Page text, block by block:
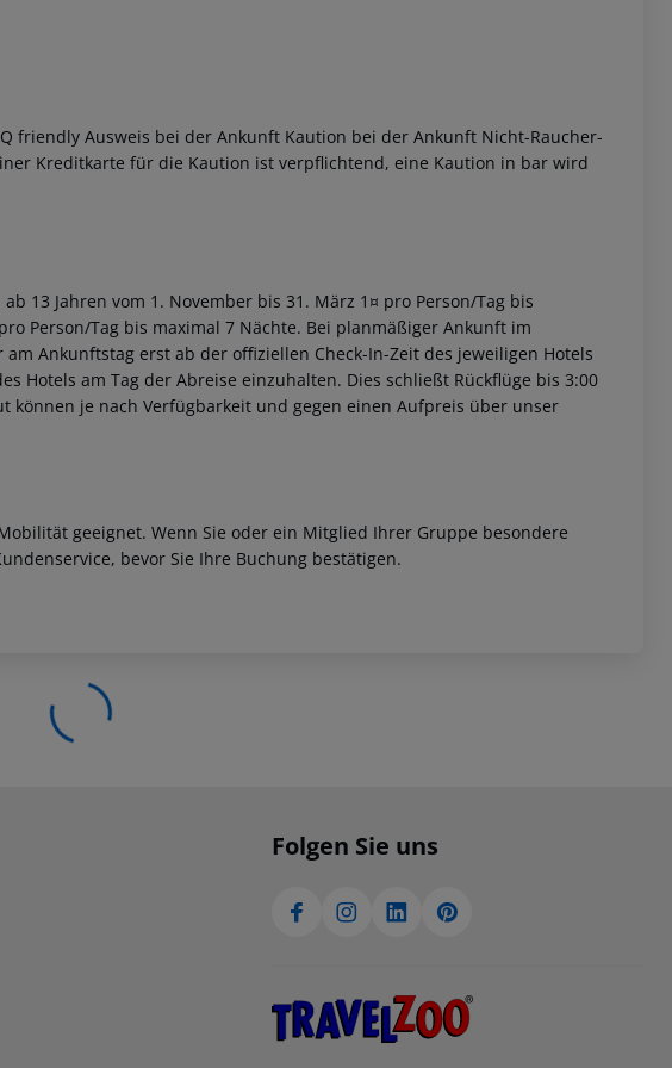
friendly Ausweis bei der Ankunft Kaution bei der Ankunft Nicht-Raucher-
Kreditkarte für die Kaution ist verpflichtend, eine Kaution in bar wird
13 Jahren vom 1. November bis 31. März 1¤ pro Person/Tag bis
Person/Tag bis maximal 7 Nächte. Bei planmäßiger Ankunft im
Ankunftstag erst ab der offiziellen Check-In-Zeit des jeweiligen Hotels
Hotels am Tag der Abreise einzuhalten. Dies schließt Rückflüge bis 3:00
können je nach Verfügbarkeit und gegen einen Aufpreis über unser
geeignet. Wenn Sie oder ein Mitglied Ihrer Gruppe besondere
bevor Sie Ihre Buchung bestätigen.
Folgen Sie uns